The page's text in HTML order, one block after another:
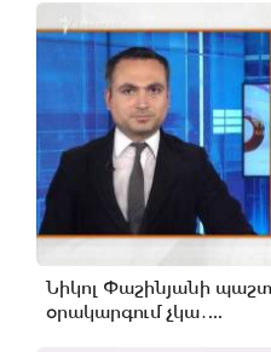
Նիկոլ Փաշինյանի
օրակարգում չկա․...